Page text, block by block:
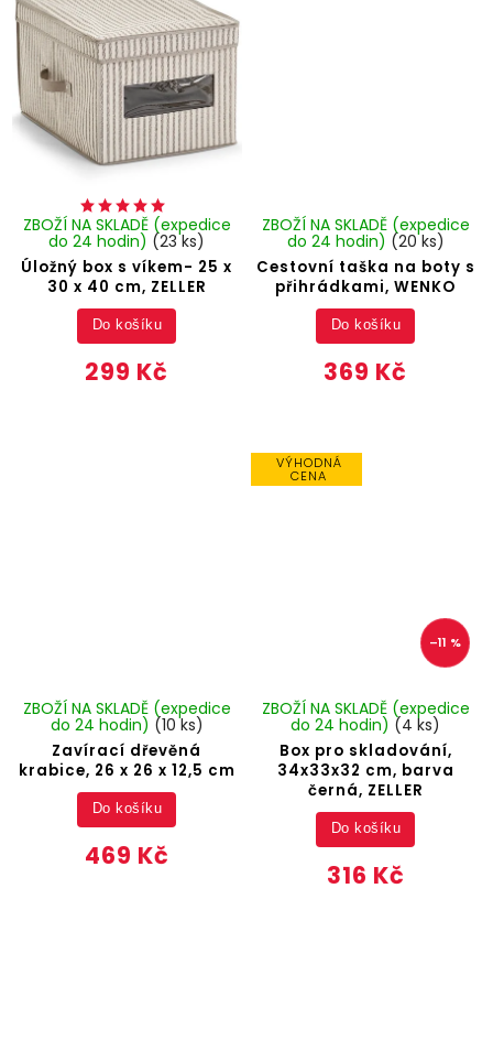
Úložný box s víkem- 25 x
30 x 40 cm, ZELLER
ZBOŽÍ NA SKLADĚ (expedice
do 24 hodin) (23 ks)
299 Kč
Do košíku
Cestovní taška na boty s
přihrádkami, WENKO
ZBOŽÍ NA SKLADĚ (expedice
do 24 hodin) (20 ks)
369 Kč
Do košíku
Zavírací dřevěná
krabice, 26 x 26 x 12,5 cm
ZBOŽÍ NA SKLADĚ (expedice
do 24 hodin) (10 ks)
469 Kč
Do košíku
VÝHODNÁ
CENA
–11 %
Box pro skladování,
34x33x32 cm, barva
černá, ZELLER
ZBOŽÍ NA SKLADĚ (expedice
do 24 hodin) (4 ks)
316 Kč
Do košíku